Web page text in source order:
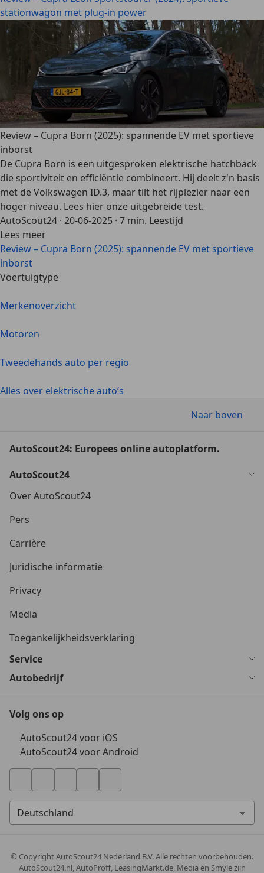
stationwagon met plug-in power
Review – Cupra Born (2025): spannende EV met sportieve
inborst
De Cupra Born is een uitgesproken elektrische hatchback
die sportiviteit en efficiëntie combineert. Hij deelt z'n basis
met de Volkswagen ID.3, maar tilt het rijplezier naar een
hoger niveau. Lees hier onze uitgebreide test.
AutoScout24 · 20-06-2025 · 7 min. Leestijd
Lees meer
Review – Cupra Born (2025): spannende EV met sportieve
inborst
Voertuigtype
Merkenoverzicht
Motoren
Tweedehands auto per regio
Alles over elektrische auto’s
Naar boven
AutoScout24: Europees online autoplatform.
AutoScout24
Over AutoScout24
Pers
Carrière
Juridische informatie
Privacy
Media
Toegankelijkheidsverklaring
Service
Autobedrijf
Volg ons op
AutoScout24 voor iOS
AutoScout24 voor Android
© CopyrightAutoScout24 Nederland B.V. Alle rechten voorbehouden.
AutoScout24.nl, AutoProff, LeasingMarkt.de, Media en Smyle zijn